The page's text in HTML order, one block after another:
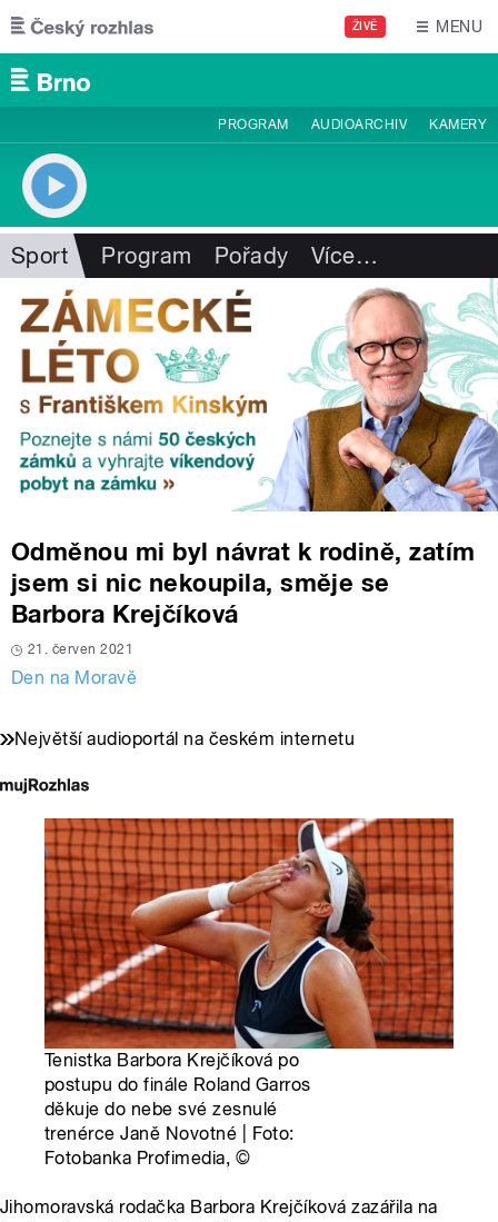
Přejít k hlavnímu obsahu
ŽIVĚ MENU
PROGRAM AUDIOARCHIV KAMERY
Sport Program Pořady Více…
Odměnou mi byl návrat k rodině, zatím
jsem si nic nekoupila, směje se
Barbora Krejčíková
21. červen 2021
Den na Moravě
Největší audioportál na českém internetu
Tenistka Barbora Krejčíková po
postupu do finále Roland Garros
děkuje do nebe své zesnulé
trenérce Janě Novotné | Foto:
Fotobanka Profimedia, ©
Jihomoravská rodačka Barbora Krejčíková zazářila na